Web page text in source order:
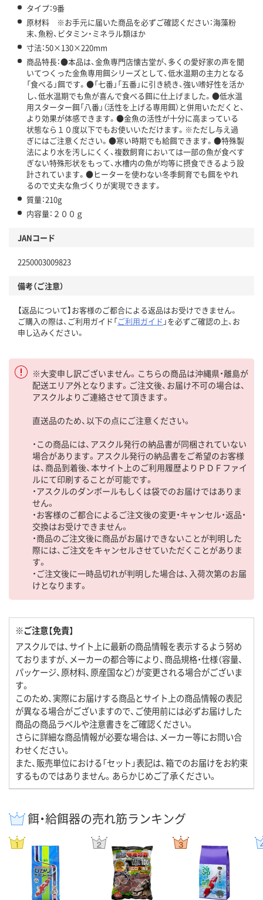
タイプ：9番
原材料 ※お手元に届いた商品を必ずご確認ください：海藻粉
末、魚粉、ビタミン・ミネラル類ほか
寸法：50×130×220mm
商品特長：●本品は、金魚専門店懐古堂が、多くの愛好家の声を聞
いてつくった金魚専用餌シリーズとして、低水温期の主力となる
「食べる」餌です。●「七番」「五番」に引き続き、強い嗜好性を活か
し、低水温期でも魚が喜んで食べる餌に仕上げました。●低水温
用スターター餌「八番」（活性を上げる専用餌）と併用いただくと、
より効果が体感できます。●金魚の活性が十分に高まっている
状態なら１０度以下でもお使いいただけます。※ただし与え過
ぎにはご注意ください。●寒い時期でも給餌できます。●特殊製
法により水を汚しにくく、複数飼育においては一部の魚が食べす
ぎない特殊形状をもって、水槽内の魚が均等に摂食できるよう設
計されています。●ヒーターを使わない冬季飼育でも餌をやれ
るので丈夫な魚づくりが実現できます。
質量：210g
内容量：２００ｇ
JANコード
2250003009823
備考（ご注意）
【返品について】お客様のご都合による返品はお受けできません。
ご購入の際は、ご利用ガイド「ご利用ガイド 」を必ずご確認の上、お
申し込みください。
※大変申し訳ございません。こちらの商品は沖縄県・離島が
配送エリア外となります。ご注文後、お届け不可の場合は、
アスクルよりご連絡させて頂きます。
直送品のため、以下の点にご注意ください。
・この商品には、アスクル発行の納品書が同梱されていない
場合があります。アスクル発行の納品書をご希望のお客様
は、商品到着後、本サイト上のご利用履歴よりＰＤＦファイ
ルにて印刷することが可能です。
・アスクルのダンボールもしくは袋でのお届けではありま
せん。
・お客様のご都合によるご注文後の変更・キャンセル・返品・
交換はお受けできません。
・商品のご注文後に商品がお届けできないことが判明した
際には、ご注文をキャンセルさせていただくことがありま
す。
・ご注文後に一時品切れが判明した場合は、入荷次第のお届
けとなります。
※ご注意【免責】
アスクルでは、サイト上に最新の商品情報を表示するよう努め
ておりますが、メーカーの都合等により、商品規格・仕様（容量、
パッケージ、原材料、原産国など）が変更される場合がございま
す。
このため、実際にお届けする商品とサイト上の商品情報の表記
が異なる場合がございますので、ご使用前には必ずお届けした
商品の商品ラベルや注意書きをご確認ください。
さらに詳細な商品情報が必要な場合は、メーカー等にお問い合
わせください。
また、販売単位における「セット」表記は、箱でのお届けをお約束
するものではありません。あらかじめご了承ください。
餌・給餌器の売れ筋ランキング